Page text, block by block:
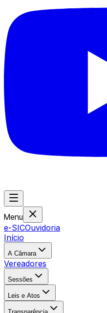
Menu
e-SICOuvidoria
Início
A Câmara
Vereadores
Sessões
Leis e Atos